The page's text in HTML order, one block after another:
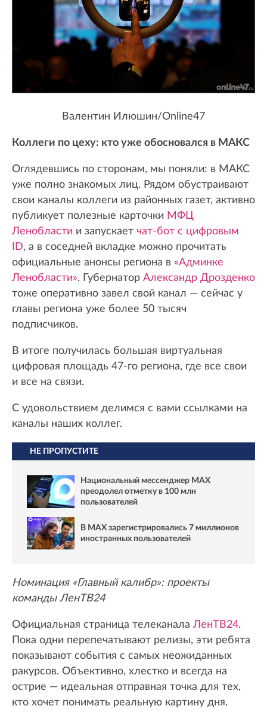
Валентин Илюшин/Online47
Коллеги по цеху: кто уже обосновался в МАКС
Оглядевшись по сторонам, мы поняли: в МАКС
уже полно знакомых лиц. Рядом обустраивают
свои каналы коллеги из районных газет, активно
публикует полезные карточки МФЦ
Ленобласти и запускает чат-бот с цифровым
ID, а в соседней вкладке можно прочитать
официальные анонсы региона в «Админке
Ленобласти». Губернатор Александр Дрозденко
тоже оперативно завел свой канал — сейчас у
главы региона уже более 50 тысяч
подписчиков.
В итоге получилась большая виртуальная
цифровая площадь 47-го региона, где все свои
и все на связи.
С удовольствием делимся с вами ссылками на
каналы наших коллег.
НЕ ПРОПУСТИТЕ
Национальный мессенджер MAX
преодолел отметку в 100 млн
пользователей
В MAX зарегистрировались 7 миллионов
иностранных пользователей
Номинация «Главный калибр»: проекты
команды ЛенТВ24
Официальная страница телеканала ЛенТВ24.
Пока одни перепечатывают релизы, эти ребята
показывают события с самых неожиданных
ракурсов. Объективно, хлестко и всегда на
острие — идеальная отправная точка для тех,
кто хочет понимать реальную картину дня.